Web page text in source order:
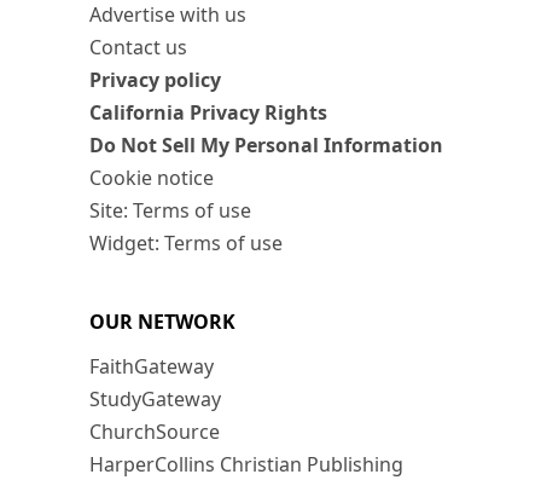
Advertise with us
Contact us
Privacy policy
California Privacy Rights
Do Not Sell My Personal Information
Cookie notice
Site: Terms of use
Widget: Terms of use
OUR NETWORK
FaithGateway
StudyGateway
ChurchSource
HarperCollins Christian Publishing